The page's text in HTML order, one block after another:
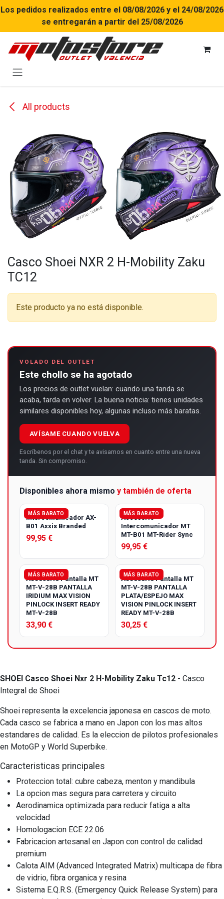
Ir al contenido
Los pedidos realizados entre el 08/08/2026 y el 24/08/2026
se entregarán a partir del 25/08/2026
All products
Casco Shoei NXR 2 H-Mobility Zaku
TC12
Este producto ya no está disponible.
VOLADO DEL OUTLET
Este chollo se ha agotado
Los precios de outlet vuelan: cuando una tanda se
acaba, tarda en volver. La buena noticia: tienes unidades
similares disponibles hoy, algunas incluso más baratas.
AVÍSAME CUANDO VUELVA
Escríbenos por el chat y te avisamos en cuanto entre una nueva
tanda. Sin compromiso.
Disponibles ahora mismoy también de oferta
MÁS BARATO
Intercomunicador AX-
B01 Axxis Branded
99,95 €
MÁS BARATO
Accesorio
Intercomunicador MT
MT-B01 MT-Rider Sync
99,95 €
MÁS BARATO
Accesorio Pantalla MT
MT-V-28B PANTALLA
IRIDIUM MAX VISION
PINLOCK INSERT READY
MT-V-28B
33,90 €
MÁS BARATO
Accesorio Pantalla MT
MT-V-28B PANTALLA
PLATA/ESPEJO MAX
VISION PINLOCK INSERT
READY MT-V-28B
30,25 €
SHOEI Casco Shoei Nxr 2 H-Mobility Zaku Tc12 - Casco
Integral de Shoei
Shoei representa la excelencia japonesa en cascos de moto.
Cada casco se fabrica a mano en Japon con los mas altos
estandares de calidad. Es la eleccion de pilotos profesionales
en MotoGP y World Superbike.
Caracteristicas principales
Proteccion total: cubre cabeza, menton y mandibula
La opcion mas segura para carretera y circuito
Aerodinamica optimizada para reducir fatiga a alta
velocidad
Homologacion ECE 22.06
Fabricacion artesanal en Japon con control de calidad
premium
Calota AIM (Advanced Integrated Matrix) multicapa de fibra
de vidrio, fibra organica y resina
Sistema E.Q.R.S. (Emergency Quick Release System) para